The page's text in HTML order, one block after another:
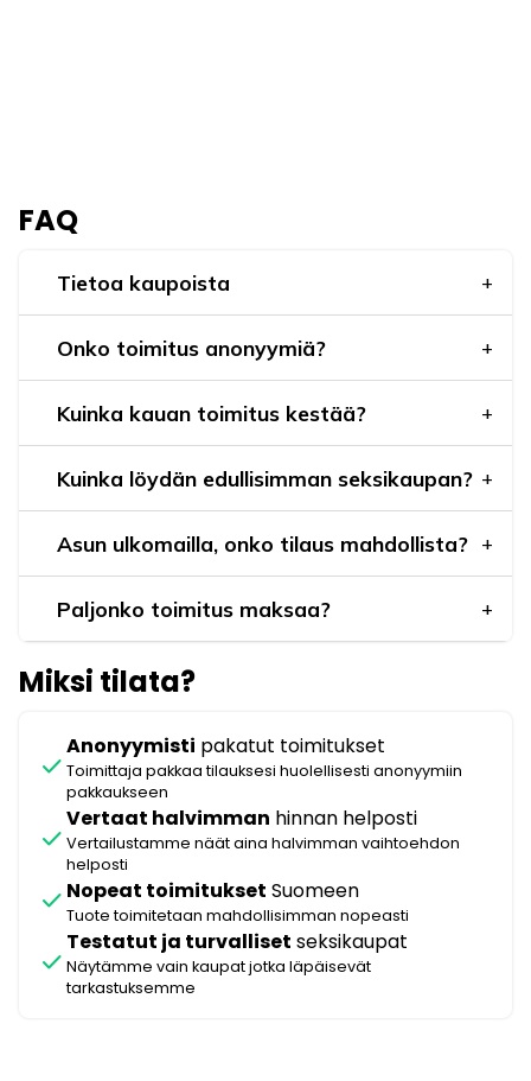
FAQ
Tietoa kaupoista
Onko toimitus anonyymiä?
Kuinka kauan toimitus kestää?
Kuinka löydän edullisimman seksikaupan?
Asun ulkomailla, onko tilaus mahdollista?
Paljonko toimitus maksaa?
Miksi tilata?
check
Anonyymisti pakatut toimitukset
Toimittaja pakkaa tilauksesi huolellisesti anonyymiin
pakkaukseen
check
Vertaat halvimman hinnan helposti
Vertailustamme näät aina halvimman vaihtoehdon
helposti
check Nopeat toimitukset Suomeen
Tuote toimitetaan mahdollisimman nopeasti
check
Testatut ja turvalliset seksikaupat
Näytämme vain kaupat jotka läpäisevät
tarkastuksemme